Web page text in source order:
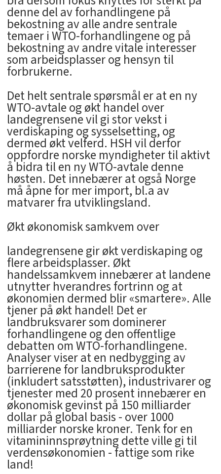
denne del av forhandlingene på
bekostning av alle andre sentrale
temaer i WTO-forhandlingene og på
bekostning av andre vitale interesser
som arbeidsplasser og hensyn til
forbrukerne.
Det helt sentrale spørsmål er at en ny
WTO-avtale og økt handel over
landegrensene vil gi stor vekst i
verdiskaping og sysselsetting, og
dermed økt velferd. HSH vil derfor
oppfordre norske myndigheter til aktivt
å bidra til en ny WTO-avtale denne
høsten. Det innebærer at også Norge
må åpne for mer import, bl.a av
matvarer fra utviklingsland.
Økt økonomisk samkvem over
landegrensene gir økt verdiskaping og
flere arbeidsplasser. Økt
handelssamkvem innebærer at landene
utnytter hverandres fortrinn og at
økonomien dermed blir «smartere». Alle
tjener på økt handel! Det er
landbruksvarer som dominerer
forhandlingene og den offentlige
debatten om WTO-forhandlingene.
Analyser viser at en nedbygging av
barrierene for landbruksprodukter
(inkludert satsstøtten), industrivarer og
tjenester med 20 prosent innebærer en
økonomisk gevinst på 150 milliarder
dollar på global basis - over 1000
milliarder norske kroner. Tenk for en
vitamininnsprøytning dette ville gi til
verdensøkonomien - fattige som rike
land!